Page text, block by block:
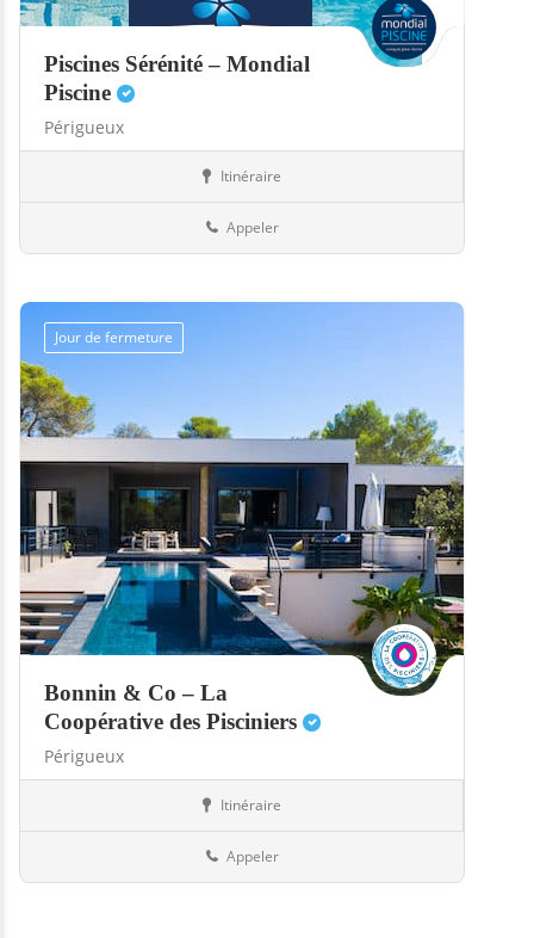
Piscines Sérénité – Mondial
Piscine
Périgueux
Itinéraire
Appeler
Jour de fermeture
Bonnin & Co – La
Coopérative des Pisciniers
Périgueux
Itinéraire
Appeler